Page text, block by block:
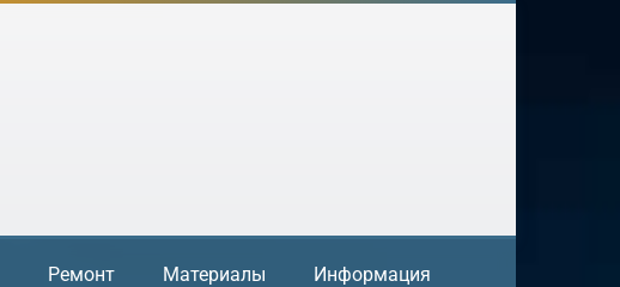
Ремонт Материалы Информация